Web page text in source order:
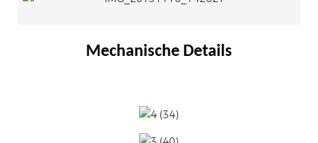
Mechanische Details